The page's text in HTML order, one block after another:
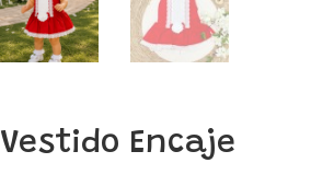
Vestido Encaje